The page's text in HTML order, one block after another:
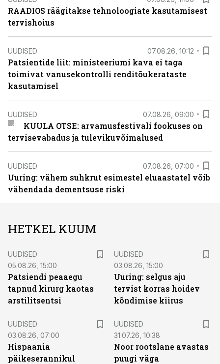
RAADIOS räägitakse tehnoloogiate kasutamisest
tervishoius
UUDISED 07.08.26, 10:12
Patsientide liit: ministeeriumi kava ei taga
toimivat vanusekontrolli renditõukerataste
kasutamisel
UUDISED 07.08.26, 09:00
KUULA OTSE: arvamusfestivali fookuses on
tervisevabadus ja tulevikuvõimalused
UUDISED 07.08.26, 07:00
Uuring: vähem suhkrut esimestel eluaastatel võib
vähendada dementsuse riski
HETKEL KUUM
UUDISED
05.08.26, 15:00
Patsiendi peaaegu
tapnud kirurg kaotas
arstilitsentsi
UUDISED
03.08.26, 15:00
Uuring: selgus aju
tervist korras hoidev
kõndimise kiirus
UUDISED
03.08.26, 07:00
Hispaania
päikeserannikul
UUDISED
31.07.26, 10:38
Noor rootslane avastas
puugi väga